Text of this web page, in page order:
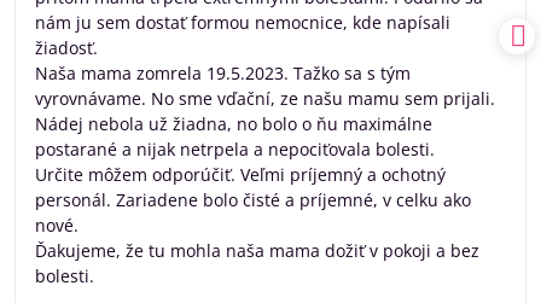
nám ju sem dostať formou nemocnice, kde napísali
žiadosť.
Naša mama zomrela 19.5.2023. Tažko sa s tým
vyrovnávame. No sme vďační, ze našu mamu sem prijali.
Nádej nebola už žiadna, no bolo o ňu maximálne
postarané a nijak netrpela a nepociťovala bolesti.
Určite môžem odporúčiť. Veľmi príjemný a ochotný
personál. Zariadene bolo čisté a príjemné, v celku ako
nové.
Ďakujeme, že tu mohla naša mama dožiť v pokoji a bez
bolesti.